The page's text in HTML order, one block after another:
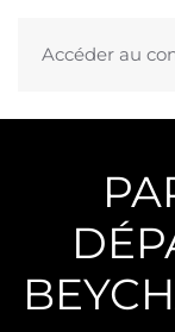
Accéder au
Menu